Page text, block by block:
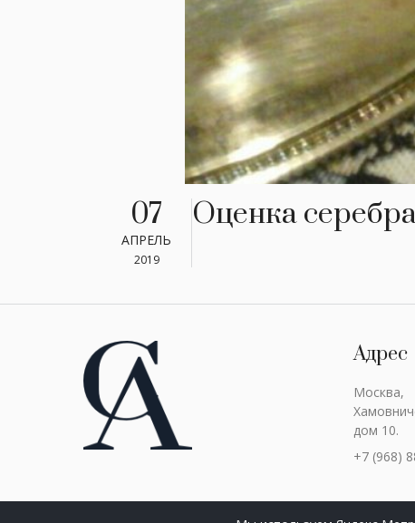
07
АПРЕЛЬ
2019
Оценка
Адрес
Москва,
дом 10.
+7 (968)